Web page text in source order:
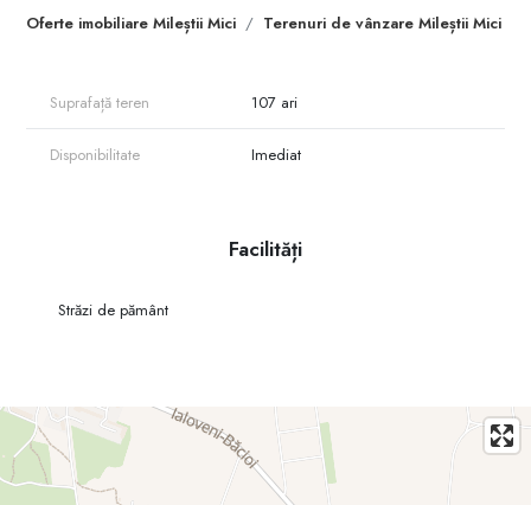
Oferte imobiliare Mileștii Mici Terenuri de vânzare Mileștii Mici
✔ activități de procesare
Pentru detalii suplimentare și organizarea unei vizionări – contactați-mă
Suprafață teren 107 ari
Disponibilitate Imediat
Facilități
Străzi de pământ